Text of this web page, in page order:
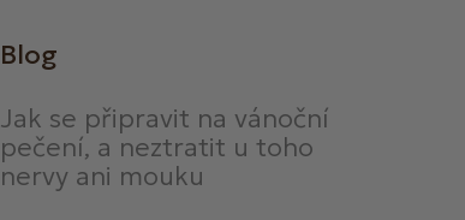
Blog
Jak se připravit na vánoční
pečení, a neztratit u toho
nervy ani mouku